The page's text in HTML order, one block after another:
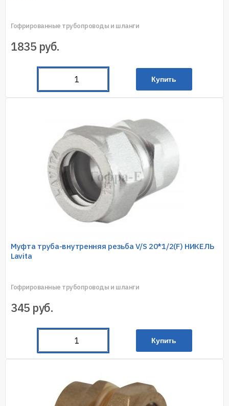
Гофрированные трубопроводы и шланги
1835 руб.
Купить
Муфта труба-внутренняя резьба V/S 20*1/2(F) НИКЕЛЬ
Lavita
Гофрированные трубопроводы и шланги
345 руб.
Купить